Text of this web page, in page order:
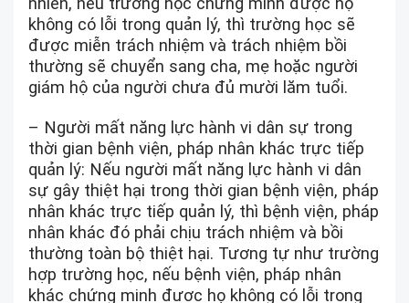
không có lỗi trong quản lý, thì trường học sẽ
được miễn trách nhiệm và trách nhiệm bồi
thường sẽ chuyển sang cha, mẹ hoặc người
giám hộ của người chưa đủ mười lăm tuổi.
– Người mất năng lực hành vi dân sự trong
thời gian bệnh viện, pháp nhân khác trực tiếp
quản lý: Nếu người mất năng lực hành vi dân
sự gây thiệt hại trong thời gian bệnh viện, pháp
nhân khác trực tiếp quản lý, thì bệnh viện, pháp
nhân khác đó phải chịu trách nhiệm và bồi
thường toàn bộ thiệt hại. Tương tự như trường
hợp trường học, nếu bệnh viện, pháp nhân
khác chứng minh được họ không có lỗi trong